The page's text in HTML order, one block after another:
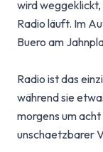
wird
Radio läuft. Im
Buero am
Radio ist das
während sie
morgens um
unschaetzbarer